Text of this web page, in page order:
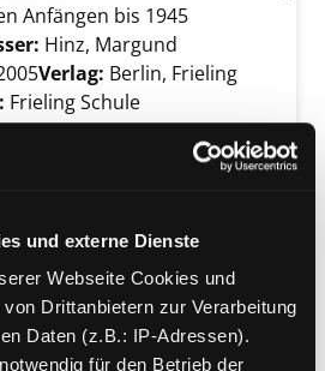
und externe Dienste
Webseite Cookies und
Drittanbietern zur Verarbeitung
Daten (z.B.: IP-Adressen).
für den Betrieb der
Anfängen bis 1945
Hinz, Margund
Verlag: Berlin, Frieling
Frieling Schule
Kinderbuch
Wulf-Schäfer, Michaela
Werk: Sprach- und